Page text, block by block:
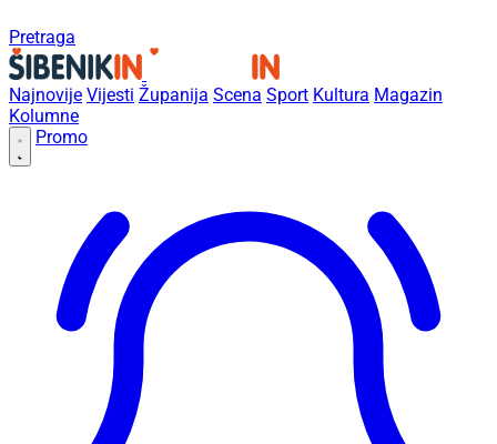
Pretraga
Najnovije Vijesti Županija Scena Sport Kultura Magazin
Kolumne
Promo